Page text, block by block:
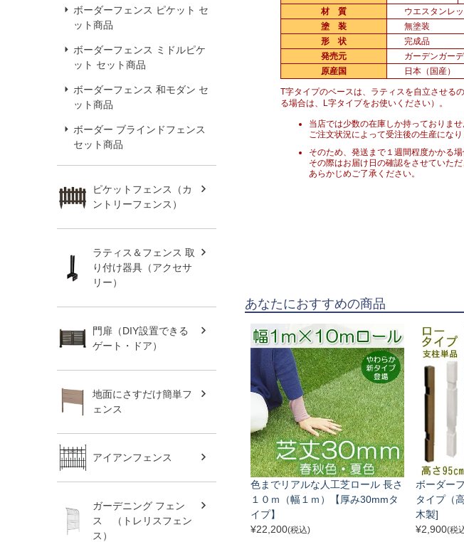
ボーダーフェンス ピケット セ
ット商品
ボーダーフェンス ミドルピケ
ット セット商品
ボーダーフェンス 和モダン セ
ット商品
ボーダー ブラインドフェンス
セット商品
ピケットフェンス（カ
ントリーフェンス）
ラティス＆フェンス 取
り付け器具（アクセサ
リー）
門扉（DIY設置できる
ゲート・ドア）
地面にさすだけ簡単フ
ェンス
アイアンフェンス
ガーデニング フェン
ス （トレリスフェン
ス）
材 質
ウエスタンレッ
塗 装
無塗装
形 状
完成品
発売元
ガーデンガーデ
原産国
日本（国産）
T字タイプのベースは、ラティスを自立させる
る場合は、L字タイプをお使いください）。
当店では少数の在庫しか持っておりませ
ご注文状況によって受注後の生産になり
そのため、発送まで１週間程度かかる場
その際はお届け日の確認をさせていただ
あらかじめご了承ください。
あなたにおすすめの商品
色までリアルな人工芝ロール 長さ
１０ｍ（幅１ｍ）【厚み30mmタ
イプ】
¥22,200(税込)
ボーダー
タイプ（
木製]
¥2,900(税